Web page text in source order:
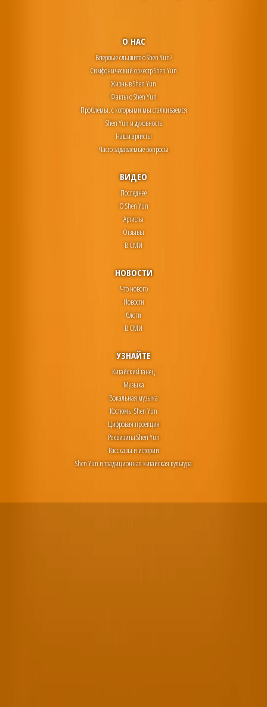
О НАС
Впервые слышите о Shen Yun?
Симфонический оркестр Shen Yun
Жизнь в Shen Yun
Факты о Shen Yun
Проблемы, с которыми мы сталкиваемся
Shen Yun и духовность
Наши артисты
Часто задаваемые вопросы
ВИДЕО
Последнее
О Shen Yun
Артисты
Отзывы
В СМИ
НОВОСТИ
Что нового
Новости
блоги
В СМИ
УЗНАЙТЕ
Китайский танец
Музыка
Вокальная музыка
Костюмы Shen Yun
Цифровая проекция
Реквизиты Shen Yun
Рассказы и истории
Shen Yun и традиционная китайская культура